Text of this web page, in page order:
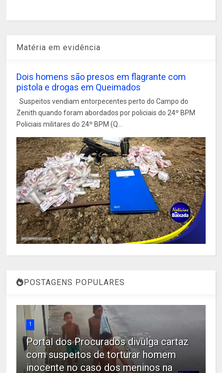
Matéria em evidência
Dois homens são presos em flagrante com
pistola e drogas em Queimados
Suspeitos vendiam entorpecentes perto do Campo do
Zenith quando foram abordados por policiais do 24º BPM
Policiais militares do 24º BPM (Q...
POSTAGENS POPULARES
1
Portal dos Procurados divulga cartaz
com suspeitos de torturar homem
inocente no caso dos meninos na